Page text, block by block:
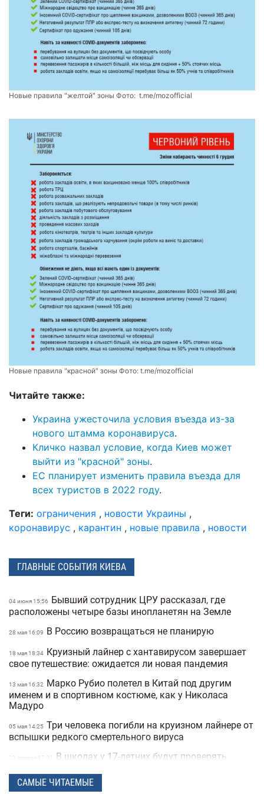
Новые правила "желтой" зоны Фото: t.me/mozofficial
Новые правила "красной" зоны Фото: t.me/mozofficial
Читайте также:
Украина ужесточила условия въезда из-за
нового штамма коронавируса.
Кличко назвал условие, когда Киев может
выйти из "красной" зоны.
ЕС планирует изменить правила въезда для
всех туристов в 2022 году.
Теги: ограничения , новости Украины ,
коронавирус , карантин , новые правила , новости
ГЛАВНЫЕ СОБЫТИЯ КИЕВА
04 июня 15:56
Бывший сотрудник ЦРУ рассказал, где
расположены четыре базы инопланетян на Земле
28 мая 16:09 В Россию возвращаться не планирую
18 мая 18:34 Круизный лайнер с хантавирусом завершает
свое путешествие: ожидается ли новая пандемия
13 мая 16:32
Марко Рубио полетел в Китай под другим
именем и в спортивном костюме, как у Николаса
Мадуро
05 мая 14:25 Три человека погибли на круизном лайнере от
вспышки редкого смертельного вируса
23 апреля 17:07
В школах у 17-летних будут проверять
Полиция Мексики несколько дней не могла
САМЫЕ ЧИТАЕМЫЕ